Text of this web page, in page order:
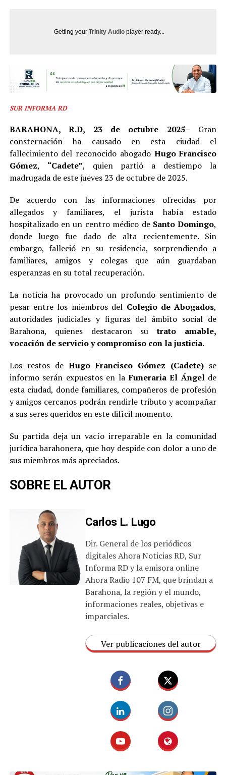
Getting your Trinity Audioplayer ready...
SUR INFORMA RD
BARAHONA, R.D, 23 de octubre 2025– Gran
consternación ha causado en esta ciudad el
fallecimiento del reconocido abogado Hugo Francisco
Gómez, “Cadete”, quien partió a destiempo la
madrugada de este jueves 23 de octubre de 2025.
De acuerdo con las informaciones ofrecidas por
allegados y familiares, el jurista había estado
hospitalizado en un centro médico de Santo Domingo,
donde luego fue dado de alta recientemente. Sin
embargo, falleció en su residencia, sorprendiendo a
familiares, amigos y colegas que aún guardaban
esperanzas en su total recuperación.
La noticia ha provocado un profundo sentimiento de
pesar entre los miembros del Colegio de Abogados,
autoridades judiciales y figuras del ámbito social de
Barahona, quienes destacaron sutrato amable,
vocación de servicio y compromiso con la justicia.
Los restos de Hugo Francisco Gómez (Cadete) se
informo serán expuestos en laFuneraria El Ángelde
esta ciudad, donde familiares, compañeros de profesión
y amigos cercanos podrán rendirle tributo y acompañar
a sus seres queridos en este difícil momento.
Su partida deja un vacío irreparable en la comunidad
jurídica barahonera, que hoy despide con dolor a uno de
sus miembros más apreciados.
SOBRE EL AUTOR
Carlos L. Lugo
Dir. General de los periódicos
digitales Ahora Noticias RD, Sur
Informa RD y la emisora online
Ahora Radio 107 FM, que brindan a
Barahona, la región y el mundo,
informaciones reales, objetivas e
imparciales.
Ver publicaciones del autor